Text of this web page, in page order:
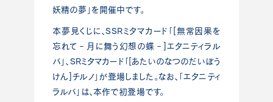
妖精の夢」を開催中です。
本夢見くじに、SSRミタマカード「[無常因果を
忘れて‐月に舞う幻想の蝶‐]エタニティラル
バ」、SRミタマカード「[あたいのなつのだいぼう
けん]チルノ」が登場しました。なお、「エタニティ
ラルバ」は、本作で初登場です。